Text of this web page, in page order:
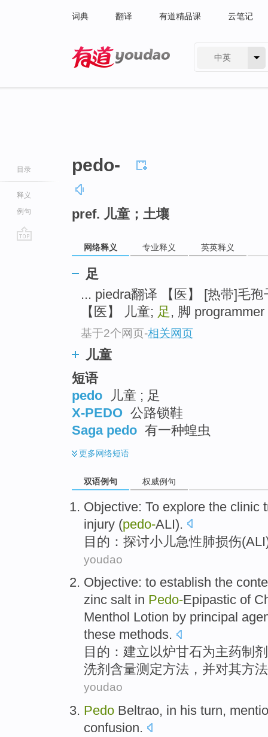
词典 翻译 有道精品课 云笔记
中英
目录
释义
例句
pedo-
pref. 儿童；土壤
网络释义 专业释义 英英释义
足
... piedra翻译 【医】 [热带]毛
【医】 儿童; 足 , 脚
基于2个网页-相关网页
儿童
短语
pedo
儿童 ; 足
X-PEDO 公路锁鞋
Saga pedo 有一种蝗虫
更多网络短语
双语例句 权威例句
Objective: To explore the clinic
injury (pedo-ALI).
目的 ： 探讨小儿急性肺损伤
youdao
Objective: to establish the
zinc salt in Pedo-Epipastic of
Menthol Lotion by principal
these methods.
目的 ： 建立以炉甘石为主药制剂
洗剂 含量测定方法 ， 并对其方法
youdao
Pedo Beltrao, in his turn,
confusion.